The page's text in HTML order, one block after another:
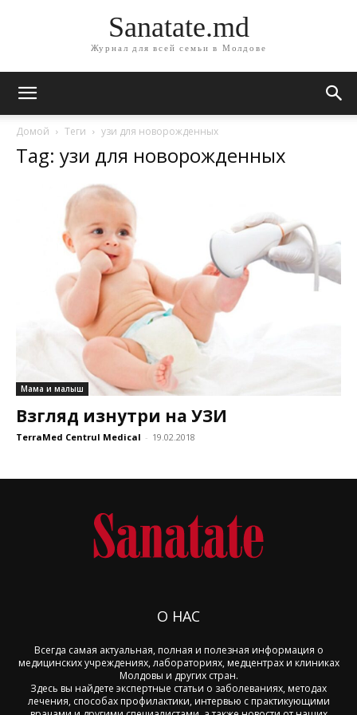
Sanatate.md
Журнал для всей семьи в Молдове
Домой Теги узи для новорожденных
Tag: узи для новорожденных
Мама и малыш
Взгляд изнутри на УЗИ
TerraMed Centrul Medical - 19.02.2018
О НАС
Всегда самая актуальная, полная и полезная информация о
медицинских учреждениях, лабораториях, медцентрах и клиниках
Молдовы и других стран.
Здесь вы найдете экспертные статьи о заболеваниях, методах
лечения, способах профилактики, интервью с практикующими